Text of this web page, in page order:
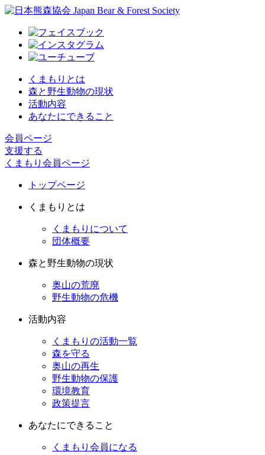
くまもりとは
森と野生動物の現状
活動内容
あなたにできること
会員ページ
支援する
くまもり会員ページ
トップページ
くまもりとは
くまもりについて
団体概要
森と野生動物の現状
奥山の荒廃
野生動物の危機
活動内容
くまもりの活動一覧
森を守る
奥山の再生
野生動物の保護
環境教育
政策提言
あなたにできること
くまもり会員になる